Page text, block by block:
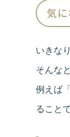
気
いきな
そんな
例えば
ること